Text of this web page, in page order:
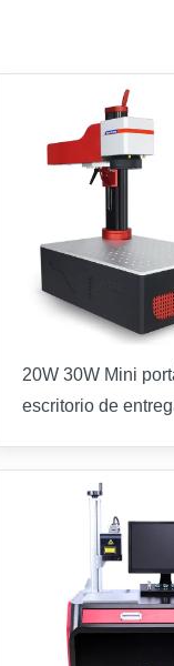
20W 30W Mini
escritorio de
fibra de la
grabado para el
metal de joyería